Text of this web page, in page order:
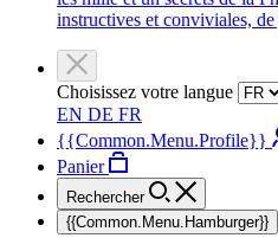
instructives et conviviales,
Choisissez votre langue
EN DE FR
{{Common.Menu.Profile}}
Panier
Rechercher
{{Common.Menu.Hamburger}}